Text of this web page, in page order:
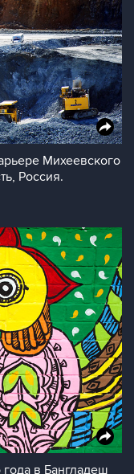
Михеевского
Россия.
в Бангладеш